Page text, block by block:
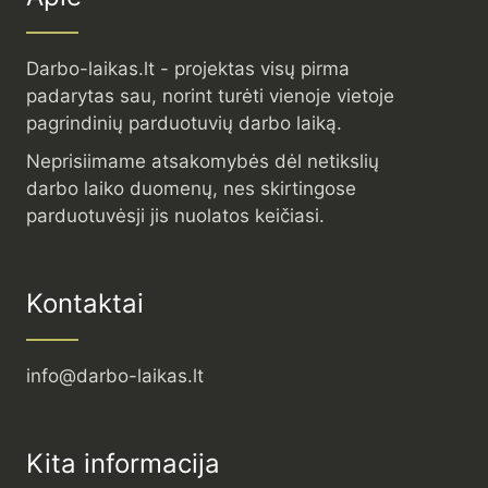
Darbo-laikas.lt - projektas visų pirma
padarytas sau, norint turėti vienoje vietoje
pagrindinių parduotuvių darbo laiką.
Neprisiimame atsakomybės dėl netikslių
darbo laiko duomenų, nes skirtingose
parduotuvėsji jis nuolatos keičiasi.
Kontaktai
info@darbo-laikas.lt
Kita informacija